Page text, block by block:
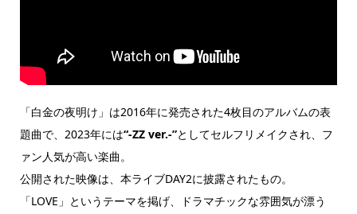
「白金の夜明け」は2016年に発売された4枚目のアルバムの表
題曲で、2023年には“-ZZ ver.-”としてセルフリメイクされ、フ
ァン人気が高い楽曲。
公開された映像は、本ライブDAY2に披露されたもの。
「LOVE」というテーマを掲げ、ドラマチックな雰囲気が漂う